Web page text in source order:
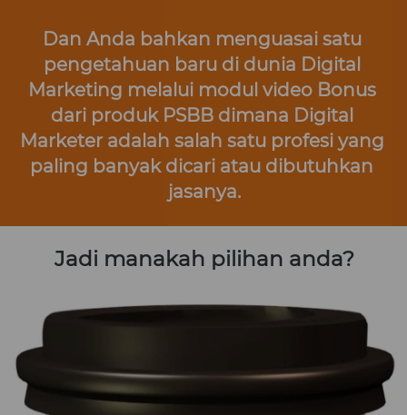
Dan Anda bahkan menguasai satu
pengetahuan baru di dunia Digital
Marketing melalui modul video Bonus
dari produk PSBB dimana Digital
Marketer adalah salah satu profesi yang
paling banyak dicari atau dibutuhkan
jasanya.
Jadi manakah pilihan anda?